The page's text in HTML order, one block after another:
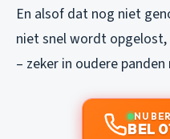
En alsof dat nog niet
niet snel wordt
– zeker in oudere
NU
BEL